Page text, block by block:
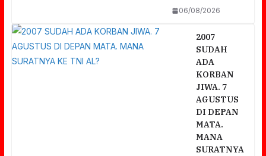
06/08/2026
2007
SUDAH
ADA
KORBAN
JIWA. 7
AGUSTUS
DI DEPAN
MATA.
MANA
SURATNYA